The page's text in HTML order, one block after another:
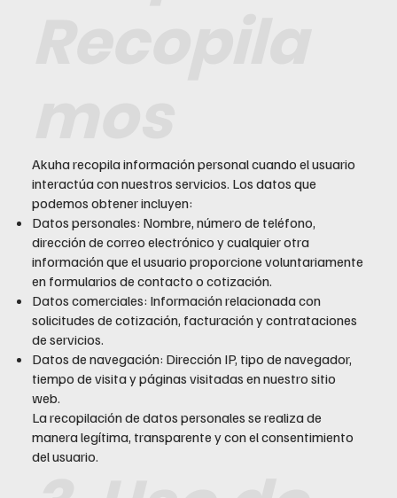
Akuha recopila información personal cuando el usuario
interactúa con nuestros servicios. Los datos que
podemos obtener incluyen:
Datos personales: Nombre, número de teléfono,
dirección de correo electrónico y cualquier otra
información que el usuario proporcione voluntariamente
en formularios de contacto o cotización.
Datos comerciales: Información relacionada con
solicitudes de cotización, facturación y contrataciones
de servicios.
Datos de navegación: Dirección IP, tipo de navegador,
tiempo de visita y páginas visitadas en nuestro sitio
web.
La recopilación de datos personales se realiza de
manera legítima, transparente y con el consentimiento
del usuario.